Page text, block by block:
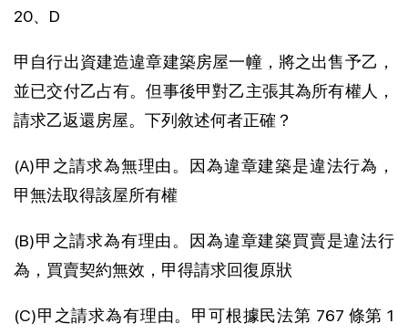
20、D
甲自行出資建造違章建築房屋一幢，將之出售予乙，
並已交付乙占有。但事後甲對乙主張其為所有權人，
請求乙返還房屋。下列敘述何者正確？
(A)甲之請求為無理由。因為違章建築是違法行為，
甲無法取得該屋所有權
(B)甲之請求為有理由。因為違章建築買賣是違法行
為，買賣契約無效，甲得請求回復原狀
(C)甲之請求為有理由。甲可根據民法第 767 條第 1